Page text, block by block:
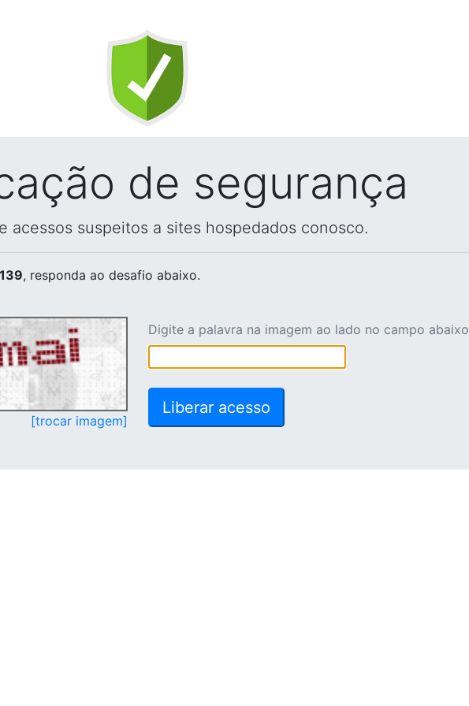
de segurança
acessos suspeitos a sites hospedados conosco.
, responda ao desafio abaixo.
[trocar imagem]
Digite a palavra na imagem ao lado no campo abaixo